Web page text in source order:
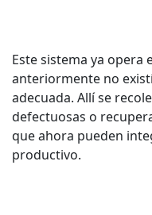
Este sistema ya opera
anteriormente no
adecuada. Allí se
defectuosas o
que ahora pueden
productivo.